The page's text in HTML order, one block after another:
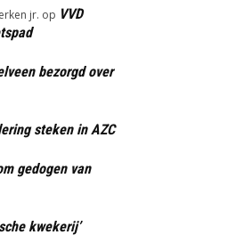
jr. op VVD
bezorgd over
steken in AZC
gedogen van
kwekerij’